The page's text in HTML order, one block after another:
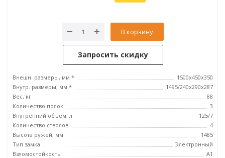
В корзину
Запросить скидку
Внешн. размеры, мм *
1500x450x350
Внутр. размеры, мм *
1495/240х290х287
Вес, кг
88
Количество полок
3
Внутренний объем, л
125/7
Количество стволов
4
Высота ружей, мм
1485
Тип замка
Электронный
Взломостойкость
А1